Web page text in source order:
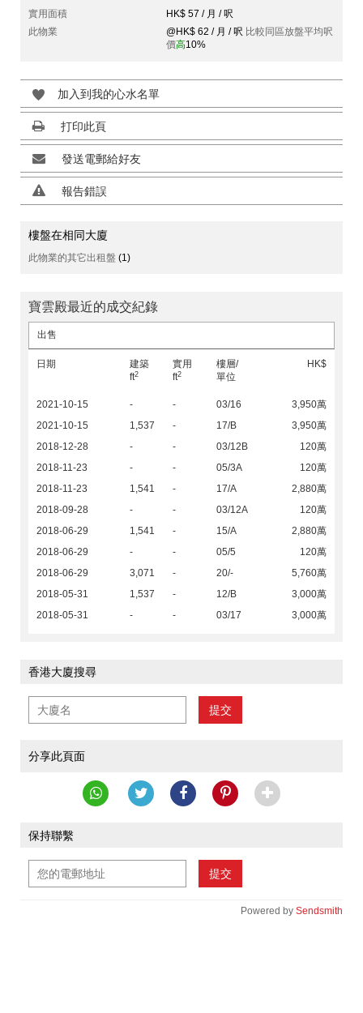
實用面積
HK$ 57 / 月 / 呎
此物業
@HK$ 62 / 月 / 呎 比較同區放盤平均呎
價高10%
加入到我的心水名單
打印此頁
發送電郵給好友
報告錯誤
樓盤在相同大廈
此物業的其它出租盤 (1)
寶雲殿最近的成交紀錄
出售
日期
建築
ft2
實用
ft2
樓層/
單位
HK$
2021-10-15 - - 03/16
3,950萬
2021-10-15
1,537 - 17/B
3,950萬
2018-12-28
- - 03/12B
120萬
2018-11-23
- - 05/3A
120萬
2018-11-23
1,541 - 17/A
2,880萬
2018-09-28
- - 03/12A
120萬
2018-06-29
1,541 - 15/A
2,880萬
2018-06-29
- - 05/5
120萬
2018-06-29
3,071 - 20/-
5,760萬
2018-05-31
1,537 - 12/B
3,000萬
2018-05-31
- - 03/17 3,000萬
香港大廈搜尋
提交
分享此頁面
保持聯繫
提交
Powered by Sendsmith